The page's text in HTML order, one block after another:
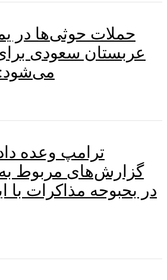
حملات حوثی‌ها در
عربستان سعودی
می‌شود:
ترامپ وعده
گزارش‌های مربوط
در بحبوحه مذاکرات با